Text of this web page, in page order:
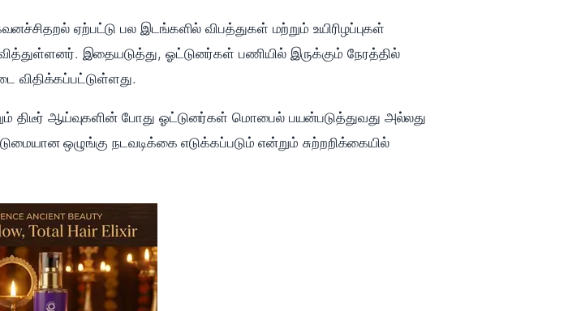
ஏற்பட்டு பல இடங்களில் விபத்துகள் மற்றும் உயிரிழப்புகள்
இதையடுத்து, ஓட்டுனர்கள் பணியில் இருக்கும் நேரத்தில்
விதிக்கப்பட்டுள்ளது.
திடீர் ஆய்வுகளின் போது ஓட்டுனர்கள் மொபைல் பயன்படுத்துவது அல்லது
ஒழுங்கு நடவடிக்கை எடுக்கப்படும் என்றும் சுற்றறிக்கையில்